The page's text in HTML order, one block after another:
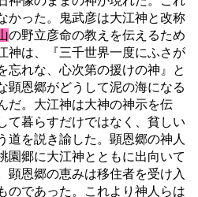
かった。鬼武彦は大江神と改称
の野立彦命の教えを伝えるため
神は、『三千世界一度にふさが
忘れな、心次第の援けの神』と
顕恩郷がどうして泥の海になる
だ。大江神は大神の神示を伝
て暮らすだけではなく、貧しい
道を説き諭した。顕恩郷の神人
園郷に大江神とともに出向いて
顕恩郷の恵みは移住者を受け入
のであった。これより神人らは